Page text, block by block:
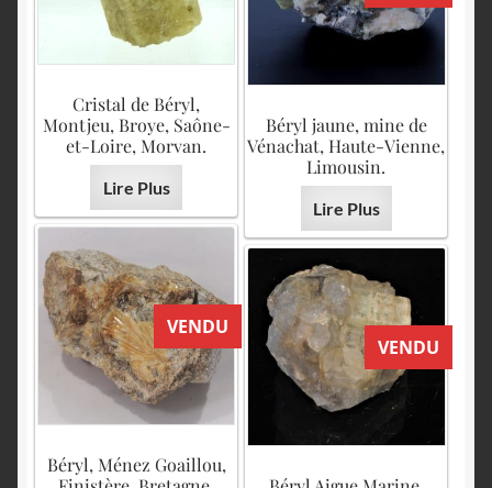
Cristal de Béryl,
Montjeu, Broye, Saône-
et-Loire, Morvan.
Lire Plus
Béryl jaune, mine de
Vénachat, Haute-Vienne,
Limousin.
Lire Plus
VENDU
Béryl, Ménez Goaillou,
VENDU